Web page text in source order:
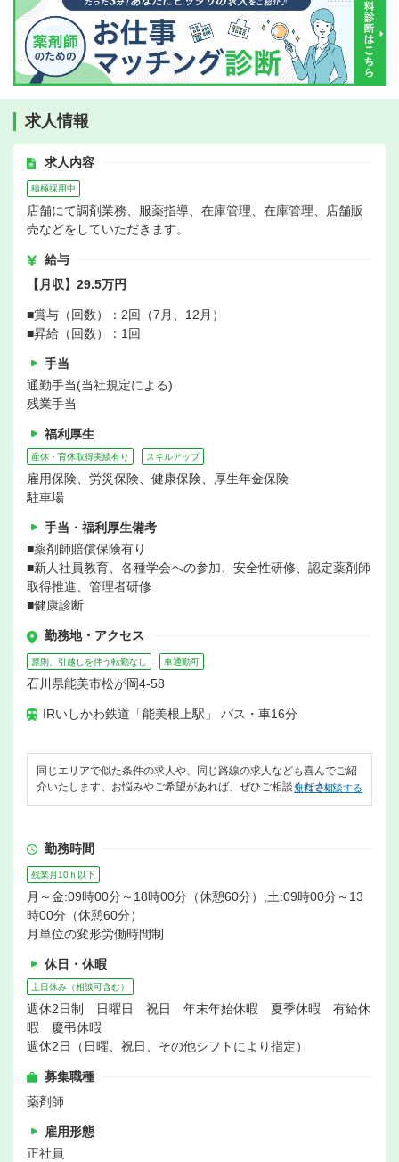
求人情報
求人内容
積極採用中
店舗にて調剤業務、服薬指導、在庫管理、在庫管理、店舗販
売などをしていただきます。
給与
【月収】29.5万円
■賞与（回数）：2回（7月、12月）
■昇給（回数）：1回
手当
通勤手当(当社規定による)
残業手当
福利厚生
産休・育休取得実績有り スキルアップ
雇用保険、労災保険、健康保険、厚生年金保険
駐車場
手当・福利厚生備考
■薬剤師賠償保険有り
■新人社員教育、各種学会への参加、安全性研修、認定薬剤師
取得推進、管理者研修
■健康診断
勤務地・アクセス
原則、引越しを伴う転勤なし 車通勤可
石川県能美市松が岡4-58
IRいしかわ鉄道「能美根上駅」 バス・車16分
同じエリアで似た条件の求人や、同じ路線の求人なども喜んでご紹
介いたします。お悩みやご希望があれば、ぜひご相談ください。
無料で相談する
勤務時間
残業月10ｈ以下
月～金:09時00分～18時00分（休憩60分）,土:09時00分～13
時00分（休憩60分）
月単位の変形労働時間制
休日・休暇
土日休み（相談可含む）
週休2日制 日曜日 祝日 年末年始休暇 夏季休暇 有給休
暇 慶弔休暇
週休2日（日曜、祝日、その他シフトにより指定）
募集職種
薬剤師
雇用形態
正社員